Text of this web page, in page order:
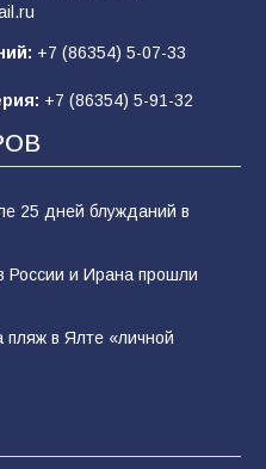
герой
+7 (86354) 5-07-33
+7 (86354) 5-91-32
25 дней блужданий в
России и Ирана прошли
пляж в Ялте «личной